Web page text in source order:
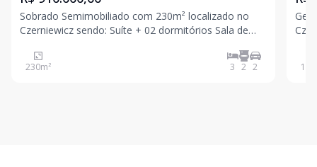
Sobrado Semimobiliado com 230m² localizado no
Czerniewicz sendo: Suíte + 02 dormitórios Sala de
Lavabo Área de laser com churrasqueira Vagas de
garagem coberta Para mais informações entre em
230m² 3 2 2 112